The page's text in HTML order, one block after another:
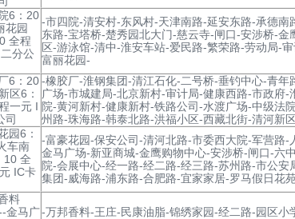
6：20
花园
全程
分公
-市四院-清安村-东风村-天津南路-延安东路-承德南
东路-宝塔桥-楚秀园北大门-慈云寺-闸口-安涉桥-金
区-游泳馆-清中-淮安车站-爱民路-繁荣路-劳动局-
富丽花园-
6：20
区6：
一元 I
司
-橡胶厂-淮钢集团-清江石化-二号桥-垂钓中心-青年
广场-市城建局-北京新村-审计局-健康西路-市政府-
院-黄河新村-健康新村-铁路公司-水渡广场-中级法
州路-珠海路-韩泰北路-洪福小区-西藏北街-清河新
园6：
车南
10 全
IC卡
-富豪花园-保安公司-清河北路-市委西大院-军营路-
金马广场-新亚商城-金鹰购物中心-安涉桥-闸口-六
院-会展中心-经一路-经二路-经三路-苏州路-市公安
集团-威海路-浦东路-合肥路-宜家家居-罗马假日花
料
金马广-万邦香料-王庄-民康油脂-锦绣家园-经二路-园区小